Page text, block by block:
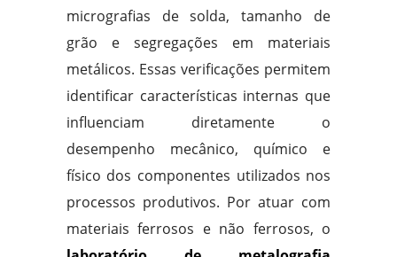
micrografias de solda, tamanho de
grão e segregações em materiais
metálicos. Essas verificações permitem
identificar características internas que
influenciam diretamente o
desempenho mecânico, químico e
físico dos componentes utilizados nos
processos produtivos. Por atuar com
materiais ferrosos e não ferrosos, o